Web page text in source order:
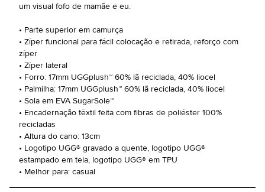
um visual fofo de mamãe e eu.
• Parte superior em camurça
• Zíper funcional para fácil colocação e retirada, reforço com
zíper
• Zíper lateral
• Forro: 17mm UGGplush™ 60% lã reciclada, 40% liocel
• Palmilha: 17mm UGGplush™ 60% lã reciclada, 40% liocel
• Sola em EVA SugarSole™
• Encadernação têxtil feita com fibras de poliéster 100%
recicladas
• Altura do cano: 13cm
• Logotipo UGG® gravado a quente, logotipo UGG®
estampado em tela, logotipo UGG® em TPU
• Melhor para: casual